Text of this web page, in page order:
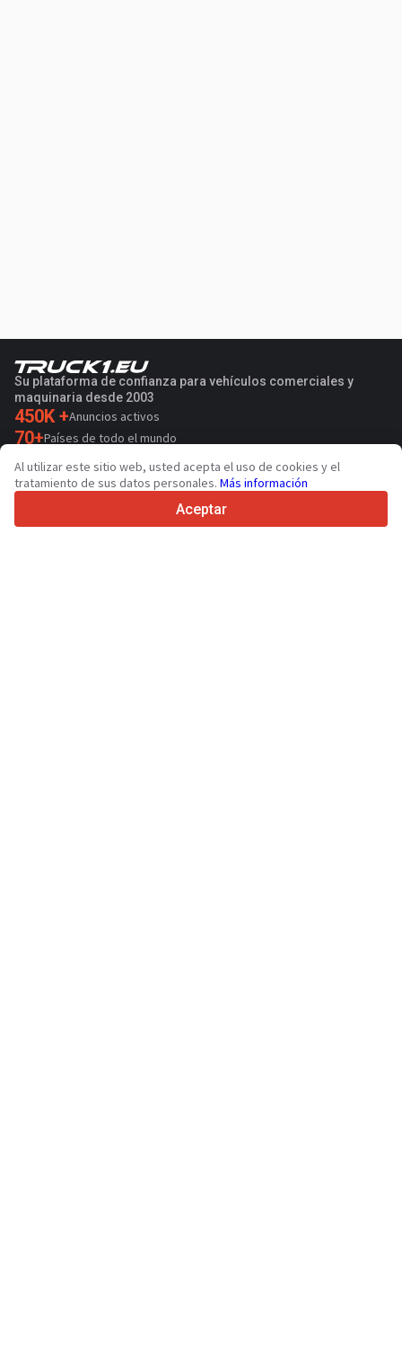
Su plataforma de confianza para vehículos comerciales y
maquinaria desde 2003
450K +Anuncios activos
70+Países de todo el mundo
36Idiomas admitidos
4.7/5
Al utilizar este sitio web, usted acepta el uso de cookies y el
tratamiento de sus datos personales. Más información
Aceptar